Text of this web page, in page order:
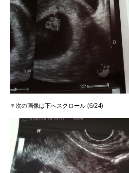
▼次の画像は下へスクロール (6/24)